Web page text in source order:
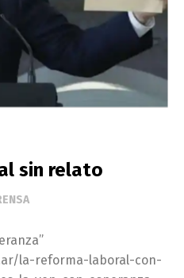
sin relato
la-reforma-laboral-con-